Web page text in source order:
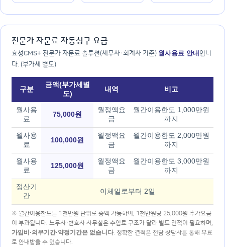
전문가 자문료 자동청구 요금
효성CMS+ 전문가 자문료 솔루션(세무사·회계사 기준) 월사용료 안내 입니
다. (부가세 별도)
구분
금액(부가세별
도)
내역 비고
월사용
료
75,000원
월정액요
금
월간이용한도 1,000만원
까지
월사용
료
100,000원
월정액요
금
월간이용한도 2,000만원
까지
월사용
료
125,000원
월정액요
금
월간이용한도 3,000만원
까지
정산기
간
이체일로부터 2일
※ 월간이용한도는 1천만원 단위로 증액 가능하며, 1천만원당 25,000원 추가요금
이 부과됩니다. 노무사·변호사 사무실은 수임료 구조가 달라 별도 견적이 필요하며,
가입비·의무기간·약정기간은 없습니다. 정확한 견적은 전담 상담사를 통해 무료
로 안내받을 수 있습니다.